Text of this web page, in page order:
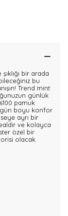
bir arada
bu
Trend mint
günlük
pamuk
gün boyu konfor
ayrı bir
ve kolayca
özel bir
olacak.